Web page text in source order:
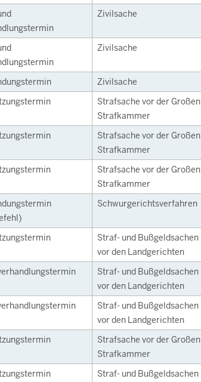
Zivilsache
Zivilsache
Zivilsache
Strafsache vor der Großen
Strafkammer
Strafsache vor der Großen
Strafkammer
Strafsache vor der Großen
Strafkammer
Schwurgerichtsverfahren
Straf- und Bußgeldsachen
vor den Landgerichten
Straf- und Bußgeldsachen
vor den Landgerichten
Straf- und Bußgeldsachen
vor den Landgerichten
Strafsache vor der Großen
Strafkammer
Straf- und Bußgeldsachen